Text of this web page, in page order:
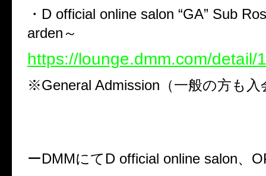
・D official online salon “GA” Sub
arden～
https://lounge.dmm.com/detail/
※General Admission（一般の方も入
ーDMMにてD official online salon、